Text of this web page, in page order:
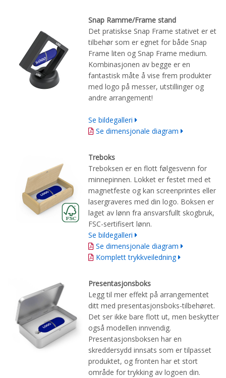
Snap Ramme/Frame stand
Det pratiskse Snap Frame stativet er et
tilbehør som er egnet for både Snap
Frame liten og Snap Frame medium.
Kombinasjonen av begge er en
fantastisk måte å vise frem produkter
med logo på messer, utstillinger og
andre arrangement!
Se bildegalleri
Se dimensjonale diagram
Treboks
Treboksen er en flott følgesvenn for
minnepinnen. Lokket er festet med et
magnetfeste og kan screenprintes eller
lasergraveres med din logo. Boksen er
laget av lønn fra ansvarsfullt skogbruk,
FSC-sertifisert lønn.
Se bildegalleri
Se dimensjonale diagram
Komplett trykkveiledning
Presentasjonsboks
Legg til mer effekt på arrangementet
ditt med presentasjonsboks-tilbehøret.
Det ser ikke bare flott ut, men beskytter
også modellen innvendig.
Presentasjonsboksen har en
skreddersydd innsats som er tilpasset
produktet, og fronten har et stort
område for trykking av logoen din.